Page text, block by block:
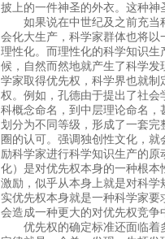
披上的一件神圣的外衣。这种
如果说在中世纪及之前充当
会化大生产，科学家群体也将
理性化。而理性化的科学知识
候，自然而然地就产生了科学
学家取得优先权，科学界也就
权。例如，孔德由于提出了社会
科概念命名，到中层理论命名
划分为不同等级，形成了一套
圈的认可。强调独创性文化，
励科学家进行科学知识生产的
化）是对优先权本身的一种根
激励，似乎从本身上就是对科
实优先权本身就是一种科学家
会造成一种更大的对优先权竞
优先权的确定标准还面临着